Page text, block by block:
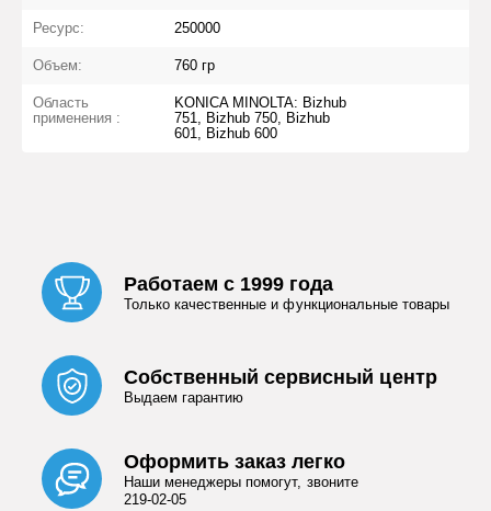
Ресурс: 250000
Объем: 760 гр
Область
применения :
KONICA MINOLTA: Bizhub
751, Bizhub 750, Bizhub
601, Bizhub 600
Работаем с 1999 года
Только качественные и функциональные товары
Собственный сервисный центр
Выдаем гарантию
Оформить заказ легко
Наши менеджеры помогут, звоните
219-02-05